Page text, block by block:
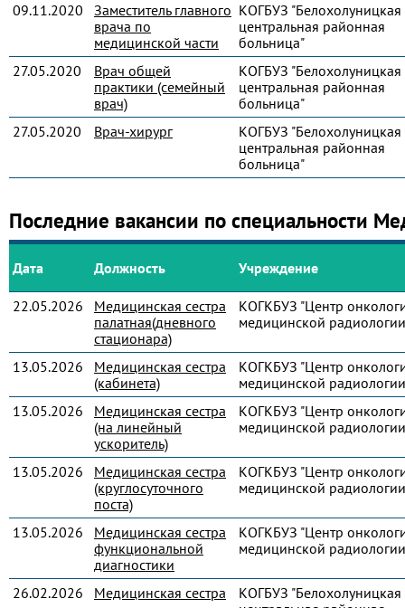
09.11.2020
Заместитель главного
врача по
медицинской части
КОГБУЗ "Белохолуницкая
центральная районная
больница"
27.05.2020
Врач общей
практики (семейный
врач)
КОГБУЗ "Белохолуницкая
центральная районная
больница"
27.05.2020
Врач-хирург
КОГБУЗ "Белохолуницкая
центральная районная
больница"
Последние вакансии по специальности
Дата Должность Учреждение
22.05.2026
Медицинская сестра
палатная(дневного
стационара)
КОГКБУЗ "Центр
медицинской
13.05.2026
Медицинская сестра
(кабинета)
КОГКБУЗ "Центр
медицинской
13.05.2026
Медицинская сестра
(на линейный
ускоритель)
КОГКБУЗ "Центр
медицинской
13.05.2026
Медицинская сестра
(круглосуточного
поста)
КОГКБУЗ "Центр
медицинской
13.05.2026
Медицинская сестра
функциональной
диагностики
КОГКБУЗ "Центр
медицинской
26.02.2026 Медицинская сестра
КОГБУЗ "Белохолуницкая